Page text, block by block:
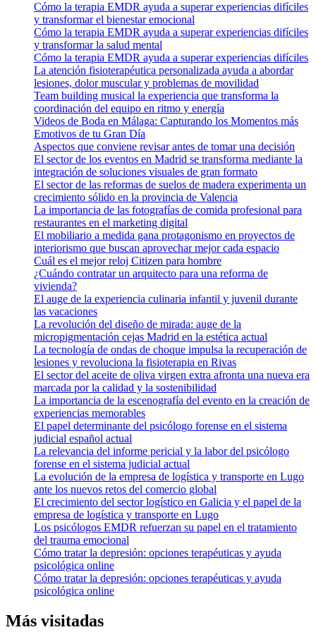
Cómo la terapia EMDR ayuda a superar experiencias difíciles
y transformar el bienestar emocional
Cómo la terapia EMDR ayuda a superar experiencias difíciles
y transformar la salud mental
Cómo la terapia EMDR ayuda a superar experiencias difíciles
La atención fisioterapéutica personalizada ayuda a abordar
lesiones, dolor muscular y problemas de movilidad
Team building musical la experiencia que transforma la
coordinación del equipo en ritmo y energía
Videos de Boda en Málaga: Capturando los Momentos más
Emotivos de tu Gran Día
Aspectos que conviene revisar antes de tomar una decisión
El sector de los eventos en Madrid se transforma mediante la
integración de soluciones visuales de gran formato
El sector de las reformas de suelos de madera experimenta un
crecimiento sólido en la provincia de Valencia
La importancia de las fotografías de comida profesional para
restaurantes en el marketing digital
El mobiliario a medida gana protagonismo en proyectos de
interiorismo que buscan aprovechar mejor cada espacio
Cuál es el mejor reloj Citizen para hombre
¿Cuándo contratar un arquitecto para una reforma de
vivienda?
El auge de la experiencia culinaria infantil y juvenil durante
las vacaciones
La revolución del diseño de mirada: auge de la
micropigmentación cejas Madrid en la estética actual
La tecnología de ondas de choque impulsa la recuperación de
lesiones y revoluciona la fisioterapia en Rivas
El sector del aceite de oliva virgen extra afronta una nueva era
marcada por la calidad y la sostenibilidad
La importancia de la escenografía del evento en la creación de
experiencias memorables
El papel determinante del psicólogo forense en el sistema
judicial español actual
La relevancia del informe pericial y la labor del psicólogo
forense en el sistema judicial actual
La evolución de la empresa de logística y transporte en Lugo
ante los nuevos retos del comercio global
El crecimiento del sector logístico en Galicia y el papel de la
empresa de logística y transporte en Lugo
Los psicólogos EMDR refuerzan su papel en el tratamiento
del trauma emocional
Cómo tratar la depresión: opciones terapéuticas y ayuda
psicológica online
Cómo tratar la depresión: opciones terapéuticas y ayuda
psicológica online
Más visitadas